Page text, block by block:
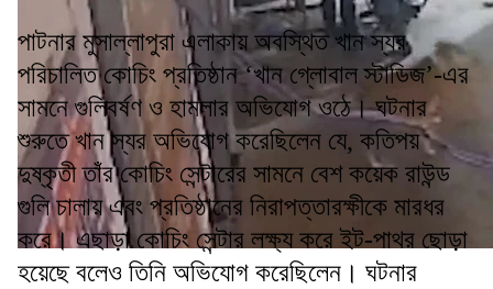
পাটনার মুসাল্লাপুরা এলাকায় অবস্থিত খান স্যর
পরিচালিত কোচিং প্রতিষ্ঠান ‘খান গ্লোবাল স্টাডিজ’-এর
সামনে গুলিবর্ষণ ও হামলার অভিযোগ ওঠে। ঘটনার
শুরুতে খান স্যর অভিযোগ করেছিলেন যে, কতিপয়
দুষ্কৃতী তাঁর কোচিং সেন্টারের সামনে বেশ কয়েক রাউন্ড
গুলি চালায় এবং প্রতিষ্ঠানের নিরাপত্তারক্ষীকে মারধর
করে। এছাড়া কোচিং সেন্টার লক্ষ্য করে ইট-পাথর ছোড়া
হয়েছে বলেও তিনি অভিযোগ করেছিলেন। ঘটনার